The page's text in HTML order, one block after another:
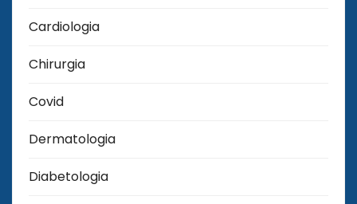
Cardiologia
Chirurgia
Covid
Dermatologia
Diabetologia